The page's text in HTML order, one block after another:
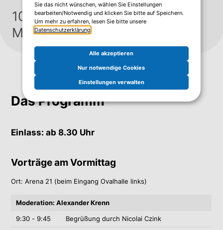
10 März 2026, Ovalhalle im
Museumsquartier Wien
Das Programm
Einlass: ab 8.30 Uhr
Vorträge am Vormittag
Ort: Arena 21 (beim Eingang Ovalhalle links)
Moderation: Alexander Krenn
9:30 - 9:45
Begrüßung durch Nicolai Czink
Sie das nicht wünschen, wählen Sie Einstellungen
bearbeiten/Notwendig und klicken Sie bitte auf Speichern.
Um mehr zu erfahren, lesen Sie bitte unsere
Datenschutzerklärung.
Alle akzeptieren
Nur notwendige Cookies
Einstellungen verwalten